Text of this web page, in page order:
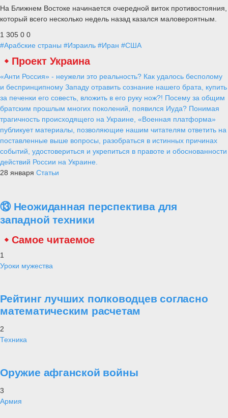
На Ближнем Востоке начинается очередной виток противостояния,
который всего несколько недель назад казался маловероятным.
1 305 0 0
#Арабские страны #Израиль #Иран #США
Проект Украина
«Анти Россия» - неужели это реальность? Как удалось бесполому
и беспринципному Западу отравить сознание нашего брата, купить
за печенки его совесть, вложить в его руку нож?! Посему за общим
братским прошлым многих поколений, появился Иуда? Понимая
трагичность происходящего на Украине, «Военная платформа»
публикует материалы, позволяющие нашим читателям ответить на
поставленные выше вопросы, разобраться в истинных причинах
событий, удостовериться и укрепиться в правоте и обоснованности
действий России на Украине.
28 января Статьи
⑬ Неожиданная перспектива для
западной техники
Самое читаемое
1
Уроки мужества
Рейтинг лучших полководцев согласно
математическим расчетам
2
Техника
Оружие афганской войны
3
Армия